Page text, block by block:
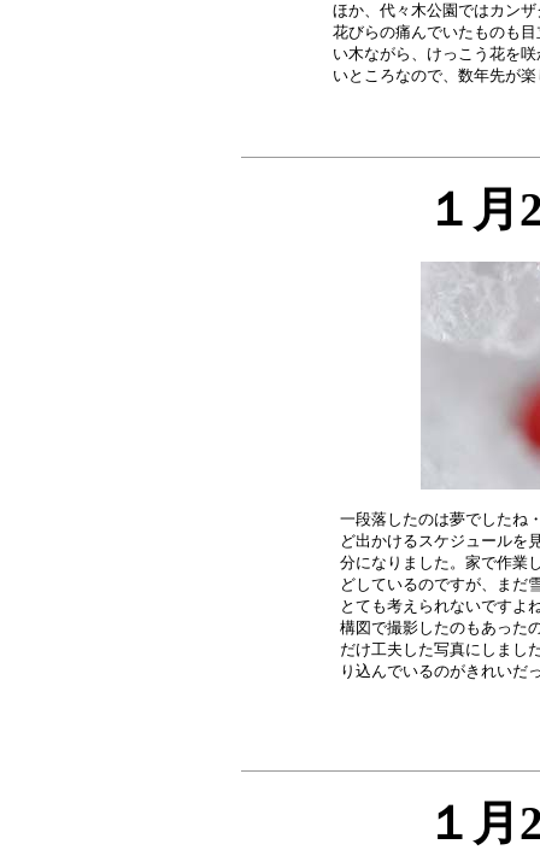
ほか、代々木公園ではカン
花びらの痛んでいたものも
い木ながら、けっこう花を
１月
一段落したのは夢でしたね
ど出かけるスケジュールを
分になりました。家で作業
どしているのですが、まだ
とても考えられないですよ
構図で撮影したのもあった
だけ工夫した写真にしまし
１月